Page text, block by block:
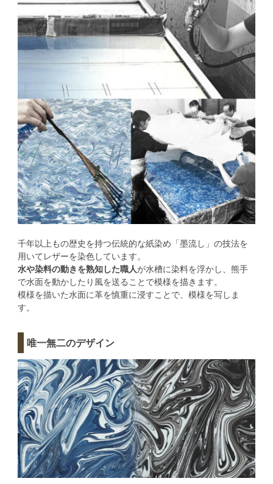
千年以上もの歴史を持つ伝統的な紙染め「墨流し」の技法を
用いてレザーを染色しています。
水や染料の動きを熟知した職人が水槽に染料を浮かし、熊手
で水面を動かしたり風を送ることで模様を描きます。
模様を描いた水面に革を慎重に浸すことで、模様を写しま
す。
唯一無二のデザイン